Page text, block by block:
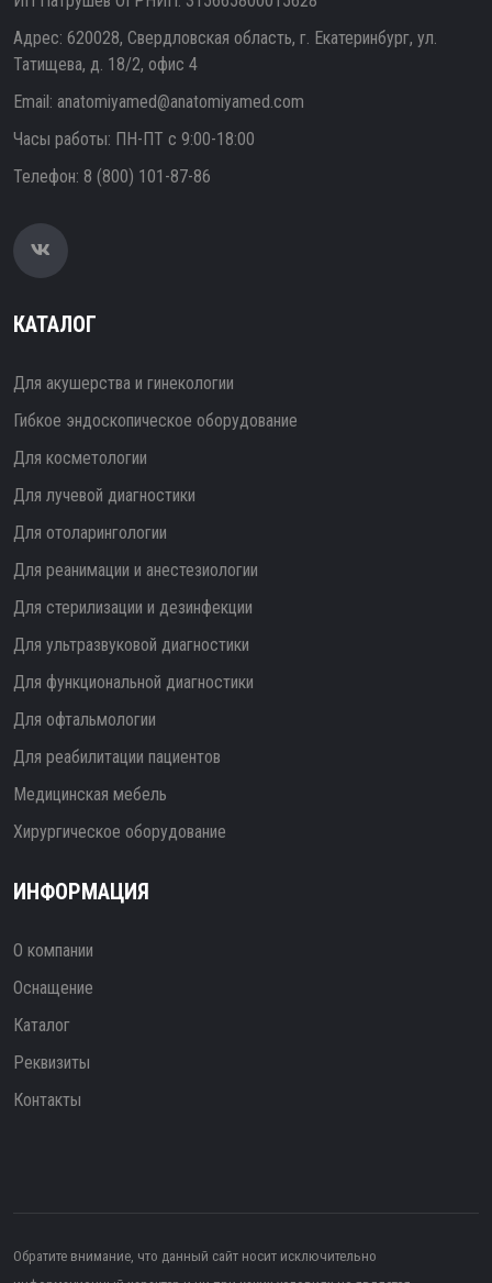
Адрес: 620028, Свердловская область, г. Екатеринбург, ул.
Татищева, д. 18/2, офис 4
Email: anatomiyamed@anatomiyamed.com
Часы работы: ПН-ПТ с 9:00-18:00
Телефон: 8 (800) 101-87-86
КАТАЛОГ
Для акушерства и гинекологии
Гибкое эндоскопическое оборудование
Для косметологии
Для лучевой диагностики
Для отоларингологии
Для реанимации и анестезиологии
Для стерилизации и дезинфекции
Для ультразвуковой диагностики
Для функциональной диагностики
Для офтальмологии
Для реабилитации пациентов
Медицинская мебель
Хирургическое оборудование
ИНФОРМАЦИЯ
О компании
Оснащение
Каталог
Реквизиты
Контакты
Обратите внимание, что данный сайт носит исключительно